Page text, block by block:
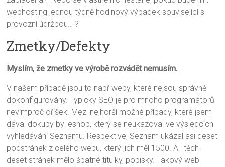
webhosting jednou týdně hodinový výpadek související s
provozní údržbou… ?
Zmetky/Defekty
Myslím, že zmetky ve výrobě rozvádět nemusím.
V našem případě jsou to např weby, které nejsou správně
dokonfigurovány. Typicky SEO je pro mnoho programátorů
nevímproč oříšek. Mezi nejhorší možné případy, které jsem
dával dokupy byl eshop, který se neukazoval ve výsledcích
vyhledávání Seznamu. Respektive, Seznam ukázal asi deset
podstránek z celého webu, který jich měl 1500. A i těch
deset stránek mělo špatné titulky, popisky. Takový web